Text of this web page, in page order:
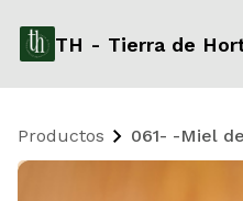
TH - Tierra de
Productos 061- -Miel